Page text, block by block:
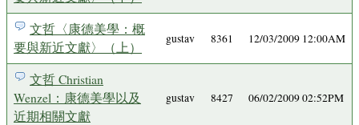
文哲〈康德美學：概
要與新近文獻〉（上）
gustav 8361 12/03/2009 12:00AM
文哲 Christian
Wenzel：康德美學以及
近期相關文獻
gustav 8427 06/02/2009 02:52PM